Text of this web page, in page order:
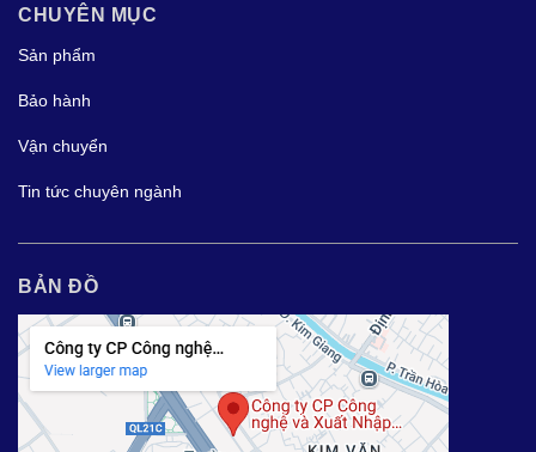
CHUYÊN MỤC
Sản phẩm
Bảo hành
Vận chuyển
Tin tức chuyên ngành
BẢN ĐỒ